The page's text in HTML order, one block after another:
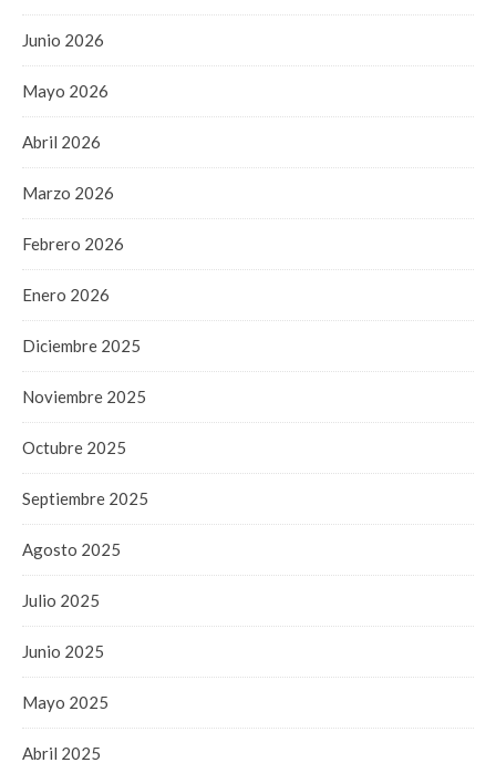
Junio 2026
Mayo 2026
Abril 2026
Marzo 2026
Febrero 2026
Enero 2026
Diciembre 2025
Noviembre 2025
Octubre 2025
Septiembre 2025
Agosto 2025
Julio 2025
Junio 2025
Mayo 2025
Abril 2025